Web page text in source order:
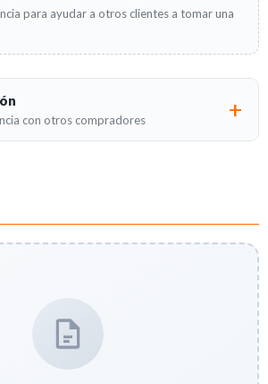
para ayudar a otros clientes a tomar una
con otros compradores